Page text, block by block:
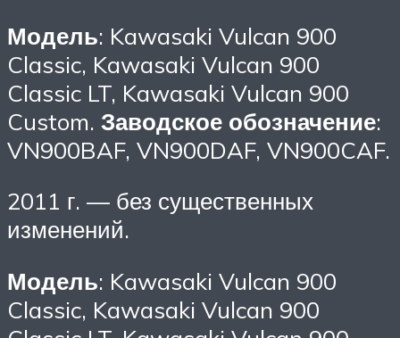
Модель: Kawasaki Vulcan 900
Classic, Kawasaki Vulcan 900
Classic LT, Kawasaki Vulcan 900
Custom. Заводское обозначение:
VN900BAF, VN900DAF, VN900CAF.
2011 г. — без существенных
изменений.
Модель: Kawasaki Vulcan 900
Classic, Kawasaki Vulcan 900